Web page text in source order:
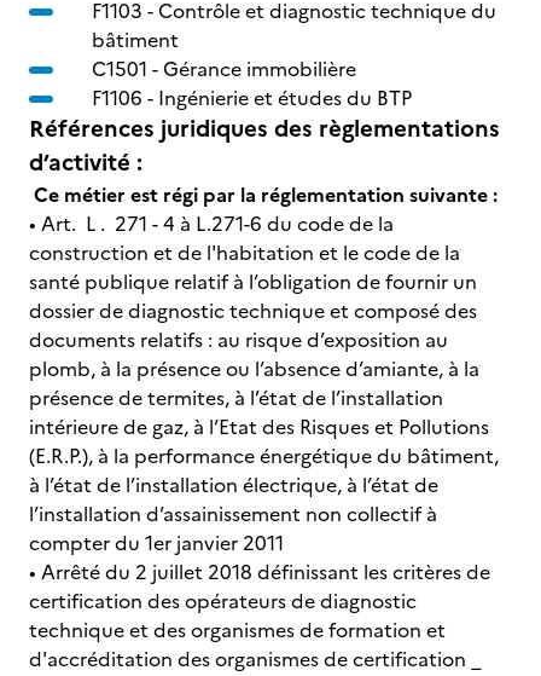
F1103 -Contrôle et diagnostic technique du
bâtiment
C1501 -Gérance immobilière
F1106 - Ingénierie et études du BTP
Références juridiques des règlementations
d’activité :
Ce métier est régi par la réglementation suivante :
• Art. L . 271 - 4 à L.271-6 du code de la
construction et de l'habitation et le code de la
santé publique relatif à l’obligation de fournir un
dossier de diagnostic technique et composé des
documents relatifs : au risque d’exposition au
plomb, à la présence ou l’absence d’amiante, à la
présence de termites, à l’état de l’installation
intérieure de gaz, à l’Etat des Risques et Pollutions
(E.R.P.), à la performance énergétique du bâtiment,
à l’état de l’installation électrique, à l’état de
l’installation d’assainissement non collectif à
compter du 1er janvier 2011
• Arrêté du 2 juillet 2018 définissant les critères de
certification des opérateurs de diagnostic
technique et des organismes de formation et
d'accréditation des organismes de certification _